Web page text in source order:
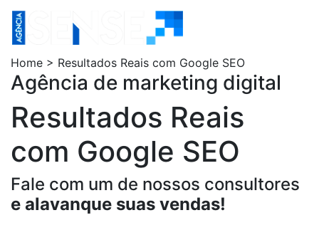
Home > Resultados Reais com Google SEO
Agência de marketing digital
Resultados Reais
com Google SEO
Fale com um de nossos consultores
e alavanque suas vendas!